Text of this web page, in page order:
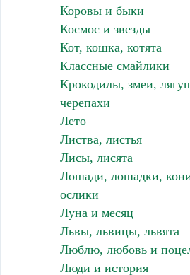
Коровы и быки
Космос и звезды
Кот, кошка, котята
Классные смайлики
Крокодилы, змеи,
черепахи
Лето
Листва, листья
Лисы, лисята
Лошади, лошадки,
ослики
Луна и месяц
Львы, львицы, львята
Люблю, любовь и
Люди и история